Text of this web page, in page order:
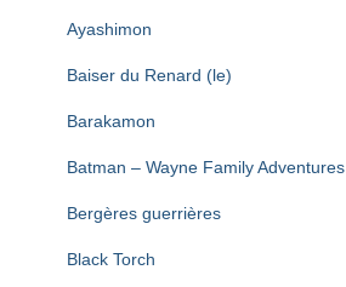
Ayashimon
Baiser du Renard (le)
Barakamon
Batman – Wayne Family Adventures
Bergères guerrières
Black Torch